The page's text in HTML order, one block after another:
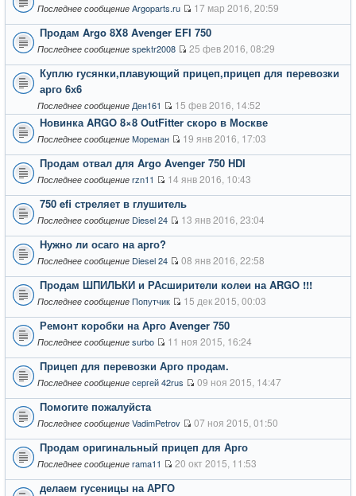
Последнее сообщение Argoparts.ru 17 мар 2016, 20:59
Продам Argo 8X8 Avenger EFI 750
Последнее сообщение spektr2008 25 фев 2016, 08:29
Куплю гусянки,плавующий прицеп,прицеп для перевозки
арго 6х6
Последнее сообщение Ден161 15 фев 2016, 14:52
Новинка ARGO 8×8 OutFitter скоро в Москве
Последнее сообщение Мореман 19 янв 2016, 17:03
Продам отвал для Argo Avenger 750 HDI
Последнее сообщение rzn11 14 янв 2016, 10:43
750 efi стреляет в глушитель
Последнее сообщение Diesel 24 13 янв 2016, 23:04
Нужно ли осаго на арго?
Последнее сообщение Diesel 24 08 янв 2016, 22:58
Продам ШПИЛЬКИ и РАсширители колеи на ARGO !!!
Последнее сообщение Попутчик 15 дек 2015, 00:03
Ремонт коробки на Арго Avenger 750
Последнее сообщение surbo 11 ноя 2015, 16:24
Прицеп для перевозки Арго продам.
Последнее сообщение сергей 42rus 09 ноя 2015, 14:47
Помогите пожалуйста
Последнее сообщение VadimPetrov 07 ноя 2015, 01:50
Продам оригинальный прицеп для Арго
Последнее сообщение rama11 20 окт 2015, 11:53
делаем гусеницы на АРГО